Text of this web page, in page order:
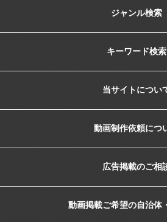
ジャンル検索
キーワード検索
当サイトについ
動画制作依頼につ
広告掲載のご相
動画掲載ご希望の自治体